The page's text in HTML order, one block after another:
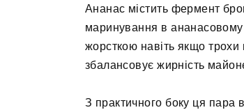
Ананас містить фермент
маринування в ананасовому
жорсткою навіть якщо трохи
збалансовує жирність
З практичного боку ця пара